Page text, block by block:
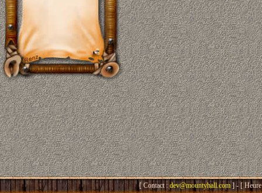
[ Contact : dev@mountyhall.com] - [ Heure